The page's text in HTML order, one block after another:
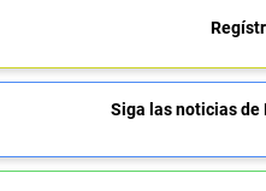
Siga las noticias de